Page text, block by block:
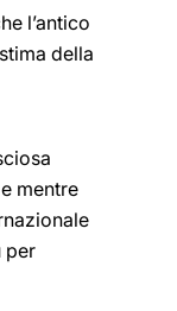
l’antico
della
mentre
per